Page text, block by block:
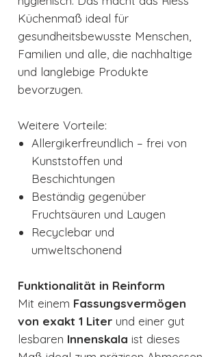
Küchenmaß ideal für
gesundheitsbewusste Menschen,
Familien und alle, die nachhaltige
und langlebige Produkte
bevorzugen.
Weitere Vorteile:
Allergikerfreundlich – frei von
Kunststoffen und
Beschichtungen
Beständig gegenüber
Fruchtsäuren und Laugen
Recyclebar und
umweltschonend
Funktionalität in Reinform
Mit einem Fassungsvermögen
von exakt 1 Liter und einer gut
lesbaren Innenskala ist dieses